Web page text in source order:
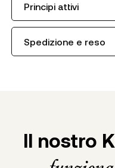
Principi attivi
Spedizione e reso
Il nostro